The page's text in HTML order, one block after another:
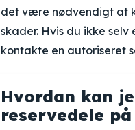
det være nødvendigt at
skader. Hvis du ikke
kontakte en autoriseret
Hvordan kan
reservedele